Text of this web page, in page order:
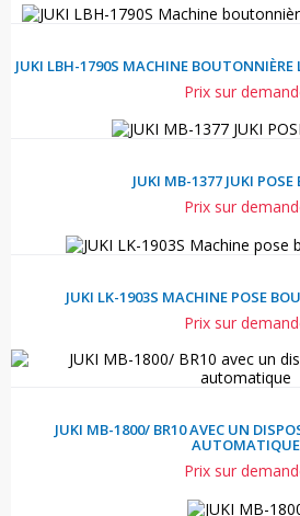
JUKI LBH-1790S MACHINE BOUTONNIÈRE
Prix sur
JUKI MB-1377 JUKI
Prix sur
JUKI LK-1903S MACHINE POSE
Prix sur
JUKI MB-1800/ BR10 AVEC UN
AUTOMATIQUE
Prix sur